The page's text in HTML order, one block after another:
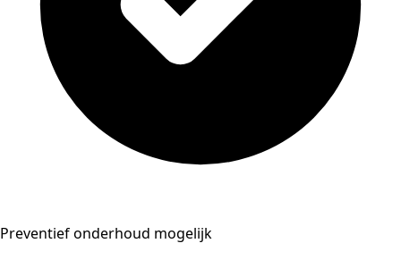
Preventief onderhoud mogelijk